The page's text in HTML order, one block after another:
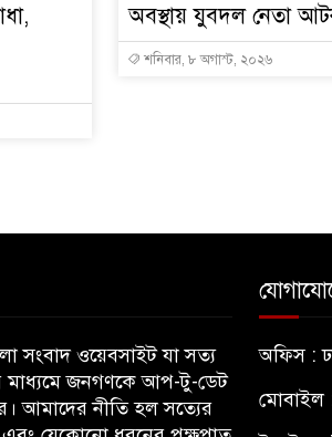
অবস্থায় যুবদল নেতা
শনিবার, ৮ অগাস্ট, ২০২৬
সংবাদ ওয়েবসাইট যা সত্য
মাধ্যমে জনগণকে আপ-টু-ডেট
আমাদের নীতি হল সত্যের
অফিস :